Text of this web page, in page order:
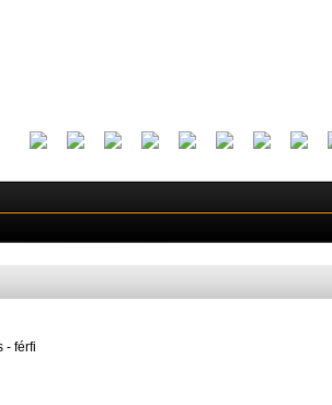
- férfi